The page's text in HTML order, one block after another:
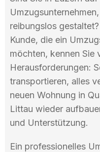
reibungslos
Kunde, die ein
möchten, kennen Sie
Herausforderungen:
transportieren, alles
neuen Wohnung in
Littau wieder
und Unterstützung.
Ein professionelles